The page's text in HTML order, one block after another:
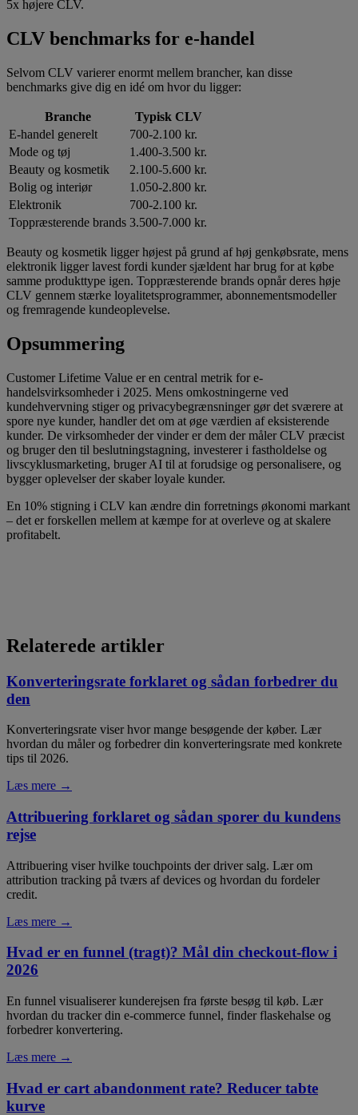
5x højere CLV.
CLV benchmarks for e-handel
Selvom CLV varierer enormt mellem brancher, kan disse
benchmarks give dig en idé om hvor du ligger:
Branche
Typisk CLV
E-handel generelt
700-2.100 kr.
Mode og tøj
1.400-3.500 kr.
Beauty og kosmetik
2.100-5.600 kr.
Bolig og interiør
1.050-2.800 kr.
Elektronik
700-2.100 kr.
Toppræsterende brands 3.500-7.000 kr.
Beauty og kosmetik ligger højest på grund af høj genkøbsrate, mens
elektronik ligger lavest fordi kunder sjældent har brug for at købe
samme produkttype igen. Toppræsterende brands opnår deres høje
CLV gennem stærke loyalitetsprogrammer, abonnementsmodeller
og fremragende kundeoplevelse.
Opsummering
Customer Lifetime Value er en central metrik for e-
handelsvirksomheder i 2025. Mens omkostningerne ved
kundehvervning stiger og privacybegrænsninger gør det sværere at
spore nye kunder, handler det om at øge værdien af eksisterende
kunder. De virksomheder der vinder er dem der måler CLV præcist
og bruger den til beslutningstagning, investerer i fastholdelse og
livscyklusmarketing, bruger AI til at forudsige og personalisere, og
bygger oplevelser der skaber loyale kunder.
En 10% stigning i CLV kan ændre din forretnings økonomi markant
– det er forskellen mellem at kæmpe for at overleve og at skalere
profitabelt.
Relaterede artikler
Konverteringsrate forklaret og sådan forbedrer du
den
Konverteringsrate viser hvor mange besøgende der køber. Lær
hvordan du måler og forbedrer din konverteringsrate med konkrete
tips til 2026.
Læs mere →
Attribuering forklaret og sådan sporer du kundens
rejse
Attribuering viser hvilke touchpoints der driver salg. Lær om
attribution tracking på tværs af devices og hvordan du fordeler
credit.
Læs mere →
Hvad er en funnel (tragt)? Mål din checkout-flow i
2026
En funnel visualiserer kunderejsen fra første besøg til køb. Lær
hvordan du tracker din e-commerce funnel, finder flaskehalse og
forbedrer konvertering.
Læs mere →
Hvad er cart abandonment rate? Reducer tabte
kurve